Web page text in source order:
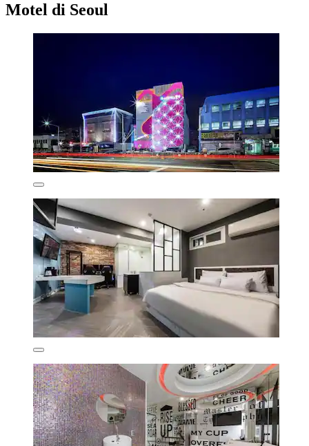
Motel di Seoul